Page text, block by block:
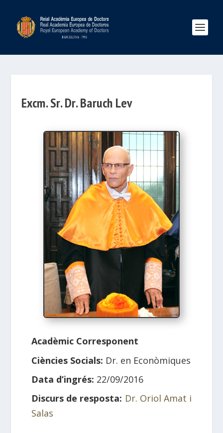
Excm. Sr. Dr. Baruch Lev
Acadèmic Corresponent
Ciències Socials: Dr. en Econòmiques
Data d’ingrés: 22/09/2016
Discurs de resposta: Dr. Oriol Amat i
Salas